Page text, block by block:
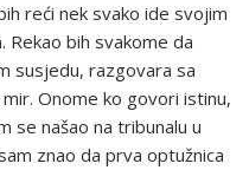
reći nek svako ide svojim
bih svakome da
susjedu, razgovara sa
Onome ko govori istinu,
se našao na tribunalu u
znao da prva optužnica